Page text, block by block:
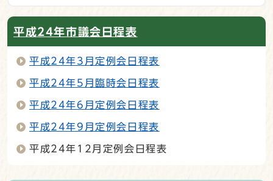
平成24年市議会日程表
平成24年3月定例会日程表
平成24年5月臨時会日程表
平成24年6月定例会日程表
平成24年9月定例会日程表
平成24年12月定例会日程表